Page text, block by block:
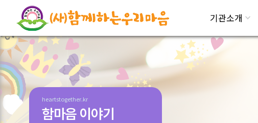
기관소개
heartstogether.kr
함마음 이야기